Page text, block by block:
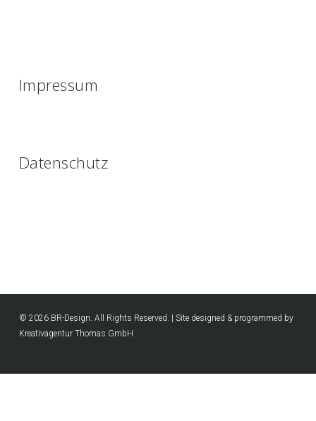
Impressum
Datenschutz
© 2026 BR-Design. All Rights Reserved. | Site designed & programmed by
Kreativagentur Thomas GmbH